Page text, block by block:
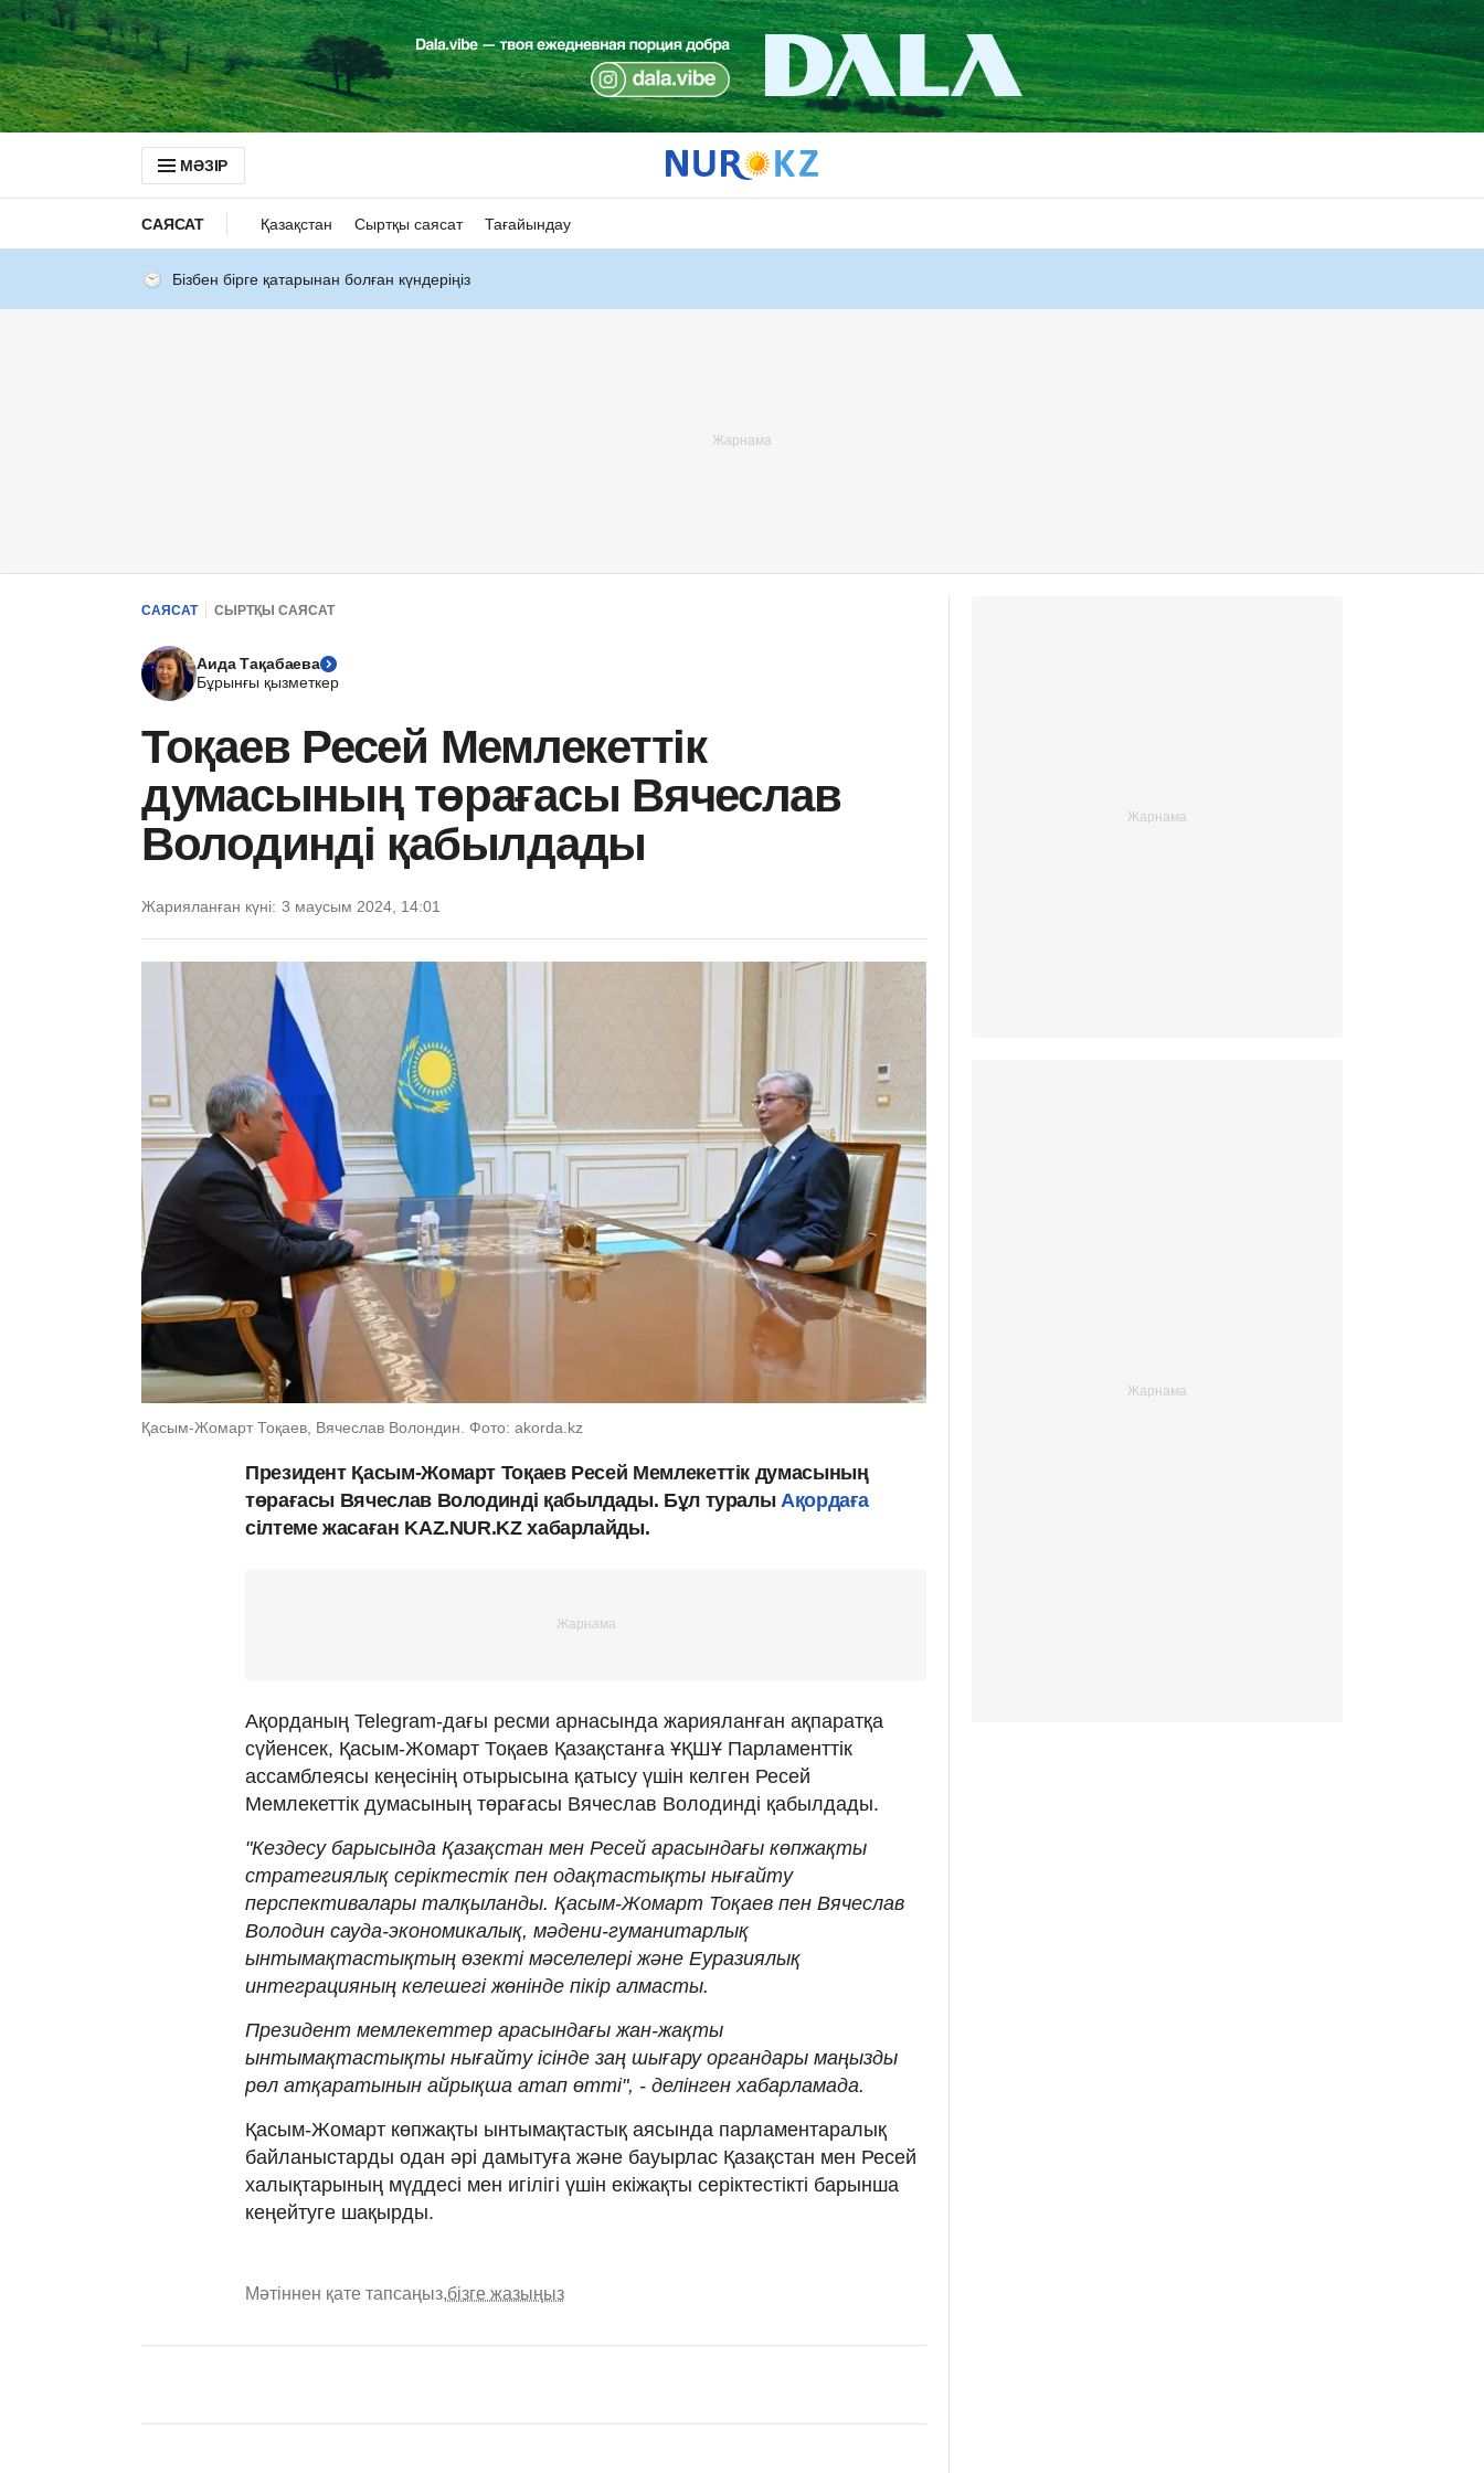
МӘЗІР
САЯСАТ Қазақстан Сыртқы саясат Тағайындау
Бізбен бірге қатарынан болған күндеріңіз
САЯСАТ СЫРТҚЫ САЯСАТ
Аида Тақабаева
Бұрынғы қызметкер
Тоқаев Ресей Мемлекеттік
думасының төрағасы Вячеслав
Володинді қабылдады
Жарияланған күні: 3 маусым 2024, 14:01
Қасым-Жомарт Тоқаев, Вячеслав Волондин. Фото: akorda.kz
Президент Қасым-Жомарт Тоқаев Ресей Мемлекеттік думасының
төрағасы Вячеслав Володинді қабылдады. Бұл туралы Ақордаға
сілтеме жасаған KAZ.NUR.KZ хабарлайды.
Ақорданың Telegram-дағы ресми арнасында жарияланған ақпаратқа
сүйенсек, Қасым-Жомарт Тоқаев Қазақстанға ҰҚШҰ Парламенттік
ассамблеясы кеңесінің отырысына қатысу үшін келген Ресей
Мемлекеттік думасының төрағасы Вячеслав Володинді қабылдады.
"Кездесу барысында Қазақстан мен Ресей арасындағы көпжақты
стратегиялық серіктестік пен одақтастықты нығайту
перспективалары талқыланды. Қасым-Жомарт Тоқаев пен Вячеслав
Володин сауда-экономикалық, мәдени-гуманитарлық
ынтымақтастықтың өзекті мәселелері және Еуразиялық
интеграцияның келешегі жөнінде пікір алмасты.
Президент мемлекеттер арасындағы жан-жақты
ынтымақтастықты нығайту ісінде заң шығару органдары маңызды
рөл атқаратынын айрықша атап өтті", - делінген хабарламада.
Қасым-Жомарт көпжақты ынтымақтастық аясында парламентаралық
байланыстарды одан әрі дамытуға және бауырлас Қазақстан мен Ресей
халықтарының мүддесі мен игілігі үшін екіжақты серіктестікті барынша
кеңейтуге шақырды.
Мәтіннен қате тапсаңыз,бізге жазыңыз